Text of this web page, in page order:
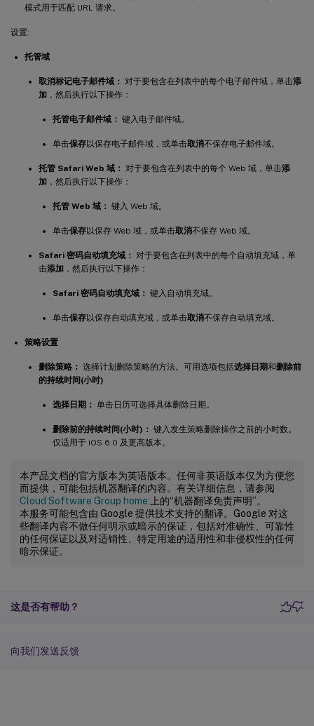
模式用于匹配 URL 请求。
设置:
托管域
取消标记电子邮件域： 对于要包含在列表中的每个电子邮件域，单击添
加 ，然后执行以下操作：
托管电子邮件域： 键入电子邮件域。
单击保存以保存电子邮件域，或单击取消不保存电子邮件域。
托管 Safari Web 域： 对于要包含在列表中的每个 Web 域，单击添
加 ，然后执行以下操作：
托管 Web 域： 键入 Web 域。
单击保存以保存 Web 域，或单击取消不保存 Web 域。
Safari 密码自动填充域：
对于要包含在列表中的每个自动填充域，单
击添加 ，然后执行以下操作：
Safari 密码自动填充域： 键入自动填充域。
单击保存以保存自动填充域，或单击取消不保存自动填充域。
策略设置
删除策略： 选择计划删除策略的方法。可用选项包括选择日期和删除前
的持续时间(小时)
选择日期： 单击日历可选择具体删除日期。
删除前的持续时间(小时)： 键入发生策略删除操作之前的小时数。
仅适用于 iOS 6.0 及更高版本。
本产品文档的官方版本为英语版本。任何非英语版本仅为方便您
而提供，可能包括机器翻译的内容。有关详细信息，请参阅
Cloud Software Group home 上的“机器翻译免责声明”。
本服务可能包含由 Google 提供技术支持的翻译。Google 对这
些翻译内容不做任何明示或暗示的保证，包括对准确性、可靠性
的任何保证以及对适销性、特定用途的适用性和非侵权性的任何
暗示保证。
这是否有帮助？
向我们发送反馈